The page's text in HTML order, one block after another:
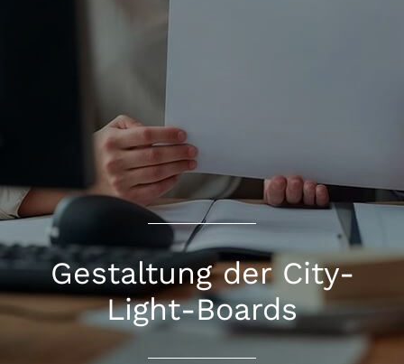
Gestaltung der City-
Light-Boards